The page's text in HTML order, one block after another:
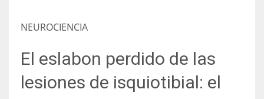
IND
MIN
NEUROCIENCIA
El eslabon perdido de las
lesiones de isquiotibial: el